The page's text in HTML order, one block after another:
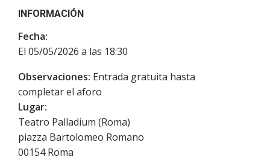
INFORMACIÓN
Fecha:
El 05/05/2026 a las 18:30
Observaciones: Entrada gratuita hasta
completar el aforo
Lugar:
Teatro Palladium (Roma)
piazza Bartolomeo Romano
00154 Roma